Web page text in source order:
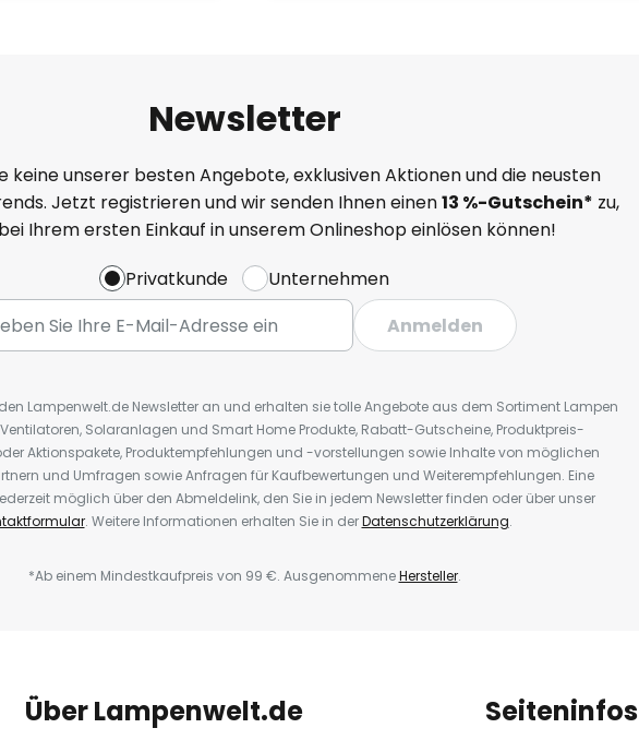
Newsletter
keine unserer besten Angebote, exklusiven Aktionen und die neusten
Jetzt registrieren und wir senden Ihnen einen13 %-Gutschein* zu,
Ihrem ersten Einkauf in unserem Onlineshop einlösen können!
Privatkunde
Unternehmen
Anmelden
Lampenwelt.de Newsletter an und erhalten sie tolle Angebote aus dem Sortiment Lampen
Solaranlagen und Smart Home Produkte, Rabatt-Gutscheine, Produktpreis-
Aktionspakete, Produktempfehlungen und -vorstellungen sowie Inhalte von möglichen
und Umfragen sowie Anfragen für Kaufbewertungen und Weiterempfehlungen. Eine
möglich über den Abmeldelink, den Sie in jedem Newsletter finden oder über unser
. Weitere Informationen erhalten Sie in derDatenschutzerklärung.
*Ab einem Mindestkaufpreis von 99 €. AusgenommeneHersteller.
Über Lampenwelt.de Seiteninfos